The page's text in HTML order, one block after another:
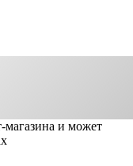
магазина и может